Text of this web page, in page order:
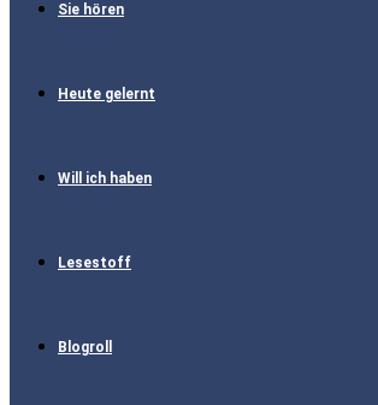
Sie hören
Heute gelernt
Will ich haben
Lesestoff
Blogroll